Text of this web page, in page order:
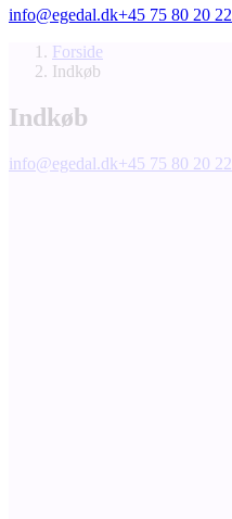
info@egedal.dk+45 75 80 20 22
Forside
Indkøb
Indkøb
info@egedal.dk+45 75 80 20 22